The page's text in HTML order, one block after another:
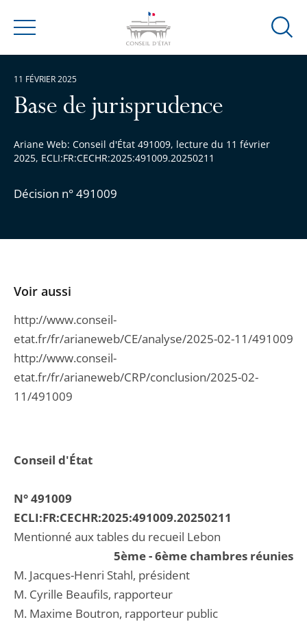
Menu
Ouvrir
Base de jurisprudence
Ariane Web: Conseil d'État 491009, lecture du 11 février
2025, ECLI:FR:CECHR:2025:491009.20250211
Décision n° 491009
11 FÉVRIER 2025
Conseil d'État
N° 491009
ECLI:FR:CECHR:2025:491009.20250211
Mentionné aux tables du recueil Lebon
5ème - 6ème chambres réunies
M. Jacques-Henri Stahl, président
M. Cyrille Beaufils, rapporteur
M. Maxime Boutron, rapporteur public
Voir aussi
http://www.conseil-
etat.fr/fr/arianeweb/CE/analyse/2025-02-11/491009
http://www.conseil-
etat.fr/fr/arianeweb/CRP/conclusion/2025-02-
11/491009